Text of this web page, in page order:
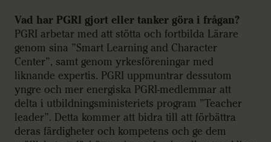
Vad har PGRI gjort eller tanker göra i frågan?
PGRI arbetar med att stötta och fortbilda Lärare
genom sina ”Smart Learning and Character
Center”, samt genom yrkesföreningar med
liknande expertis. PGRI uppmuntrar dessutom
yngre och mer energiska PGRI-medlemmar att
delta i utbildningsministeriets program ”Teacher
leader”. Detta kommer att bidra till att förbättra
deras färdigheter och kompetens och ge dem